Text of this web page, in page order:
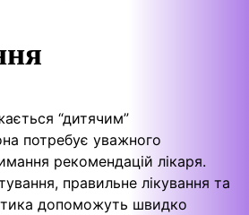
“дитячим”
потребує уважного
рекомендацій лікаря.
правильне лікування та
допоможуть швидко